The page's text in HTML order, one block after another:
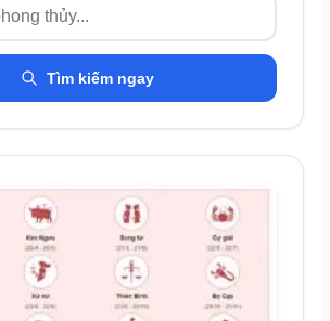
Tìm kiếm ngay